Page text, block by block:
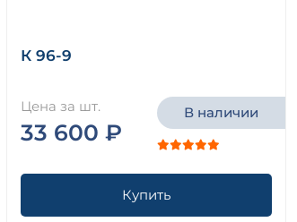
К 96-9
Цена за шт.
33 600 ₽
В наличии
Купить